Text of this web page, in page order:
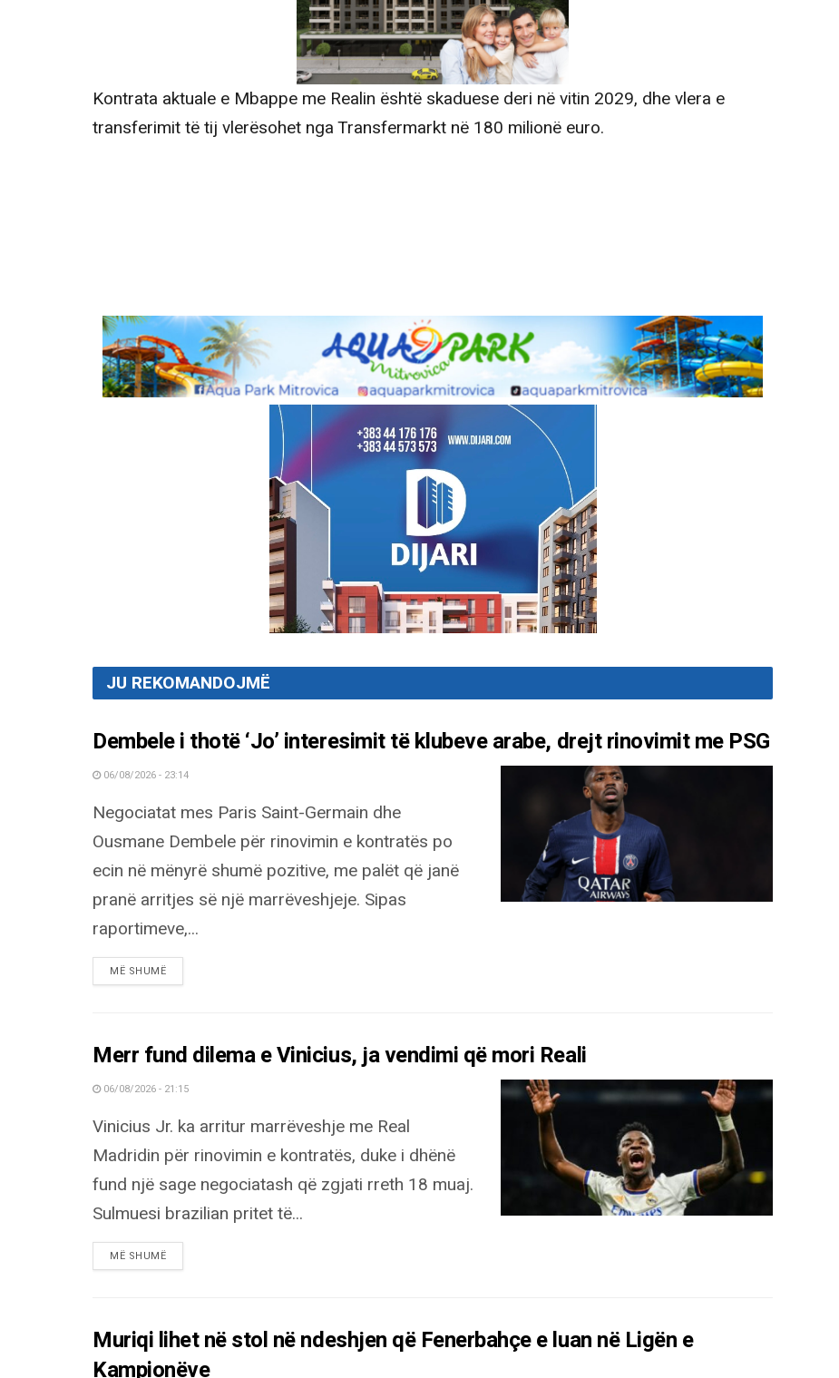
Kontrata aktuale e Mbappe me Realin është skaduese deri në vitin 2029, dhe vlera e
transferimit të tij vlerësohet nga Transfermarkt në 180 milionë euro.
JU REKOMANDOJMË
Dembele i thotë ‘Jo’ interesimit të klubeve arabe, drejt rinovimit me PSG
06/08/2026 - 23:14
Negociatat mes Paris Saint-Germain dhe
Ousmane Dembele për rinovimin e kontratës po
ecin në mënyrë shumë pozitive, me palët që janë
pranë arritjes së një marrëveshjeje. Sipas
raportimeve,...
MË SHUMËDETAILS
Merr fund dilema e Vinicius, ja vendimi që mori Reali
06/08/2026 - 21:15
Vinicius Jr. ka arritur marrëveshje me Real
Madridin për rinovimin e kontratës, duke i dhënë
fund një sage negociatash që zgjati rreth 18 muaj.
Sulmuesi brazilian pritet të...
MË SHUMËDETAILS
Muriqi lihet në stol në ndeshjen që Fenerbahçe e luan në Ligën e
Kampionëve